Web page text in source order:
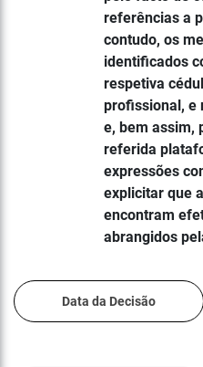
referências a
contudo, os
identificados
respetiva
profissional, e
e, bem assim,
referida
expressões
explicitar que
encontram
abrangidos
Data da Decisão